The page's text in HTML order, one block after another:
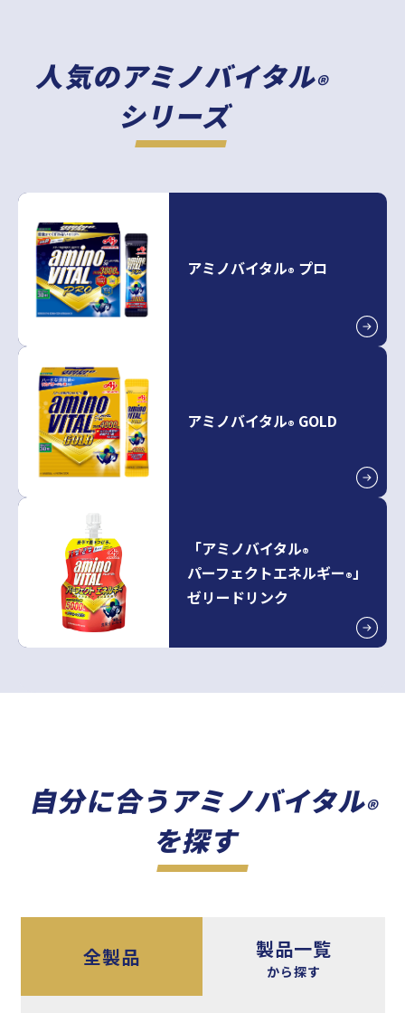
人気のアミノバイタル®
シリーズ
アミノバイタル® プロ
アミノバイタル® GOLD
「アミノバイタル®
パーフェクトエネルギー®」
ゼリードリンク
自分に合うアミノバイタル®
を探す
全製品 製品一覧
から探す